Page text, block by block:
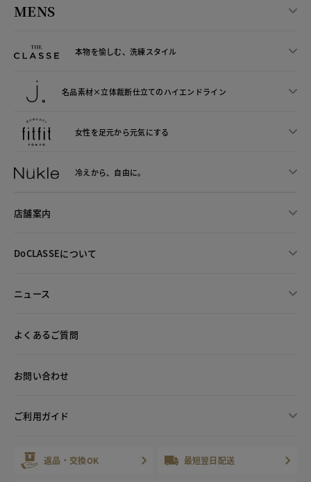
MENS
本物を愉しむ、洗練スタイル
名品素材×立体裁断仕立てのハイエンドライン
女性を足元から元気にする
冷えから、 自由に。
店舗案内
DoCLASSEについて
ニュース
よくあるご質問
お問い合わせ
ご利用ガイド
返品・交換OK 最短翌日配送